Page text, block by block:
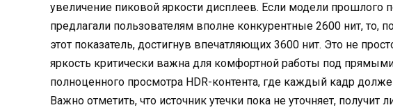
увеличение пиковой яркости дисплеев. Если модели прошлого
предлагали пользователям вполне конкурентные 2600 нит, то,
этот показатель, достигнув впечатляющих 3600 нит. Это не
яркость критически важна для комфортной работы под
полноценного просмотра HDR-контента, где каждый кадр
Важно отметить, что источник утечки пока не уточняет,